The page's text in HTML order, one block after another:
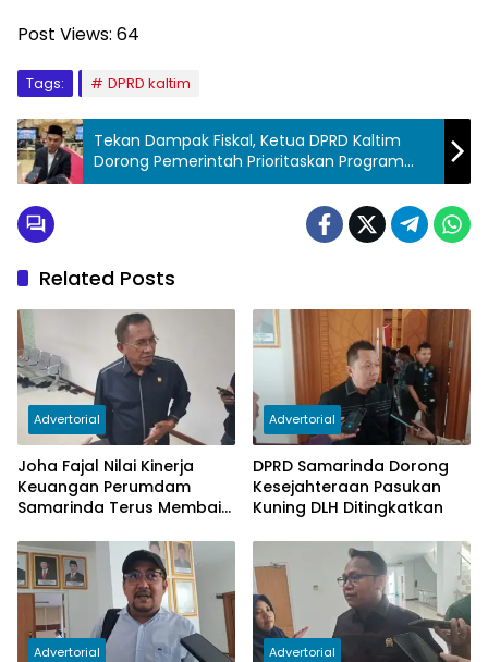
Post Views: 64
Tags: DPRD kaltim
Tekan Dampak Fiskal, Ketua DPRD Kaltim
Dorong Pemerintah Prioritaskan Program
Esensial
Related Posts
Advertorial
Joha Fajal Nilai Kinerja
Keuangan Perumdam
Samarinda Terus Membaik,
Subsidi Berkurang
Advertorial
DPRD Samarinda Dorong
Kesejahteraan Pasukan
Kuning DLH Ditingkatkan
Advertorial Advertorial